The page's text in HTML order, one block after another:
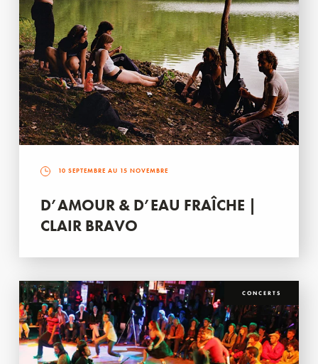
10 SEPTEMBRE AU 15 NOVEMBRE
D’AMOUR & D’EAU FRAÎCHE |
CLAIR BRAVO
CONCERTS